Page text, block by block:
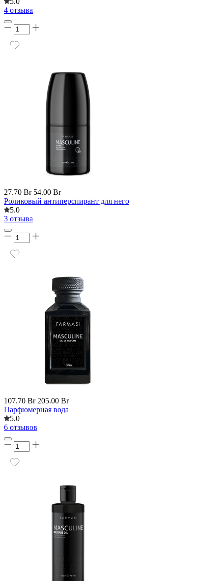
4 отзыва
27.70 Br 54.00 Br
Роликовый антиперспирант для него
5.0
3 отзыва
107.70 Br 205.00 Br
Парфюмерная вода
5.0
6 отзывов